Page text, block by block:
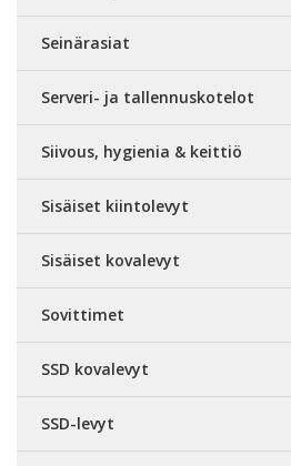
Seinärasiat
Serveri- ja tallennuskotelot
Siivous, hygienia & keittiö
Sisäiset kiintolevyt
Sisäiset kovalevyt
Sovittimet
SSD kovalevyt
SSD-levyt